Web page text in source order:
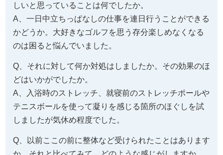
しいと思っていることは何でしたか。
A、一日中立ちっぱなしの仕事を連日行うことができる
かどうか。大好きなゴルフを思う存分楽しめなくなる
のは困ると悩んでいました。
Q、それに対して何か対処はしましたか。その効果のほ
どはいかがでしたか。
A、入浴時のストレッチ、就寝前のストレッチポールや
テニスボールを使って凝りを感じる箇所のほぐしを試
しましたが気休め程度でした。
Q、以前ここの前に整体など受けられたことはあります